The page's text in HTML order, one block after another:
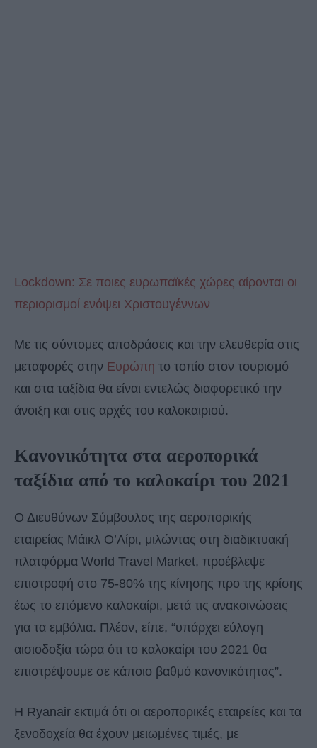
Lockdown: Σε ποιες ευρωπαϊκές χώρες αίρονται οι
περιορισμοί ενόψει Χριστουγέννων
Με τις σύντομες αποδράσεις και την ελευθερία στις
μεταφορές στην Ευρώπη το τοπίο στον τουρισμό
και στα ταξίδια θα είναι εντελώς διαφορετικό την
άνοιξη και στις αρχές του καλοκαιριού.
Κανονικότητα στα αεροπορικά
ταξίδια από το καλοκαίρι του 2021
Ο Διευθύνων Σύμβουλος της αεροπορικής
εταιρείας Μάικλ Ο’Λίρι, μιλώντας στη διαδικτυακή
πλατφόρμα World Travel Market, προέβλεψε
επιστροφή στο 75-80% της κίνησης προ της κρίσης
έως το επόμενο καλοκαίρι, μετά τις ανακοινώσεις
για τα εμβόλια. Πλέον, είπε, “υπάρχει εύλογη
αισιοδοξία τώρα ότι το καλοκαίρι του 2021 θα
επιστρέψουμε σε κάποιο βαθμό κανονικότητας”.
Η Ryanair εκτιμά ότι οι αεροπορικές εταιρείες και τα
ξενοδοχεία θα έχουν μειωμένες τιμές, με